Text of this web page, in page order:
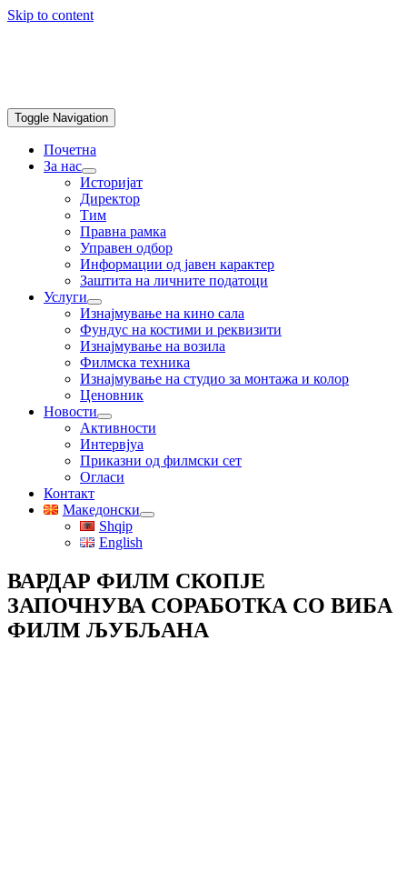
Skip to content
Toggle Navigation
Почетна
За нас
Историјат
Директор
Тим
Правна рамка
Управен одбор
Информации од јавен карактер
Заштита на личните податоци
Услуги
Изнајмување на кино сала
Фундус на костими и реквизити
Изнајмување на возила
Филмска техника
Изнајмување на студио за монтажа и колор
Ценовник
Новости
Активности
Интервјуа
Приказни од филмски сет
Огласи
Контакт
Македонски
Shqip
English
ВАРДАР ФИЛМ СКОПЈЕ
ЗАПОЧНУВА СОРАБОТКА СО ВИБА
ФИЛМ ЉУБЉАНА